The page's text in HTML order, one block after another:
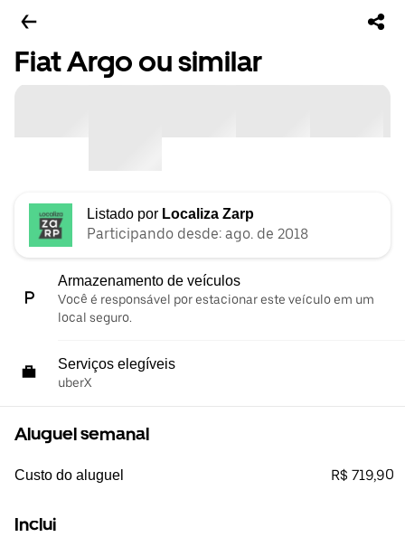
Fiat Argo ou similar
Listado por Localiza Zarp
Participando desde: ago. de 2018
Armazenamento de veículos
Você é responsável por estacionar este veículo em um
local seguro.
Serviços elegíveis
uberX
Aluguel semanal
Custo do aluguel R$ 719,90
Inclui